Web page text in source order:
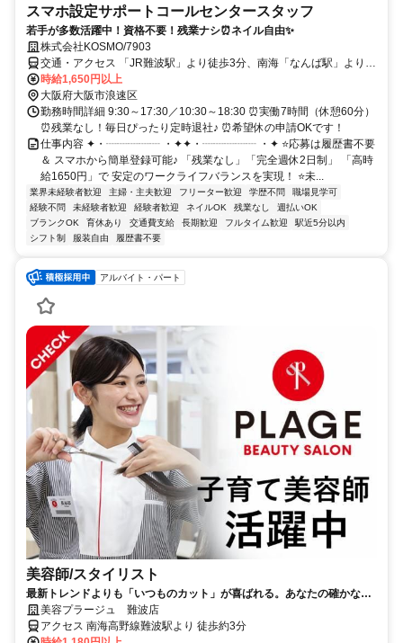
スマホ設定サポートコールセンタースタッフ
若手が多数活躍中！資格不要！残業ナシ⏰ネイル自由✨
株式会社KOSMO/7903
交通・アクセス 「JR難波駅」より徒歩3分、南海「なんば駅」より徒
歩4分、阪神・近鉄「大阪難波駅」より徒歩6分
時給1,650円以上
大阪府大阪市浪速区
勤務時間詳細 9:30～17:30／10:30～18:30 ⏰実働7時間（休憩60分）
⏰残業なし！毎日ぴったり定時退社♪ ⏰希望休の申請OKです！
仕事内容 ✦・┈┈┈┈┈ ・✦✦・┈┈┈┈┈ ・✦ ⭐応募は履歴書不要
＆ スマホから簡単登録可能♪ 「残業なし」「完全週休2日制」 「高時
給1650円」で 安定のワークライフバランスを実現！ ⭐未...
業界未経験者歓迎 主婦・主夫歓迎 フリーター歓迎 学歴不問
職場見学可
経験不問
未経験者歓迎 経験者歓迎 ネイルOK 残業なし
週払いOK
ブランクOK
育休あり 交通費支給 長期歓迎 フルタイム歓迎
駅近5分以内
シフト制
服装自由 履歴書不要
アルバイト・パート
美容師/スタイリスト
最新トレンドよりも「いつものカット」が喜ばれる。あなたの確かな基
礎技術が活きる場所。
美容プラージュ 難波店
アクセス 南海高野線難波駅より 徒歩約3分